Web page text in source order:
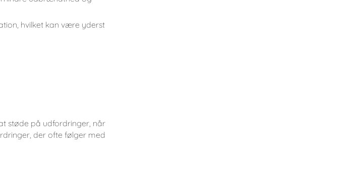
hvilket kan være yderst
støde på udfordringer, når
der ofte følger med